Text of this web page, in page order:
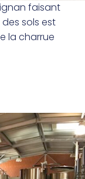
faisant
sols est
la charrue